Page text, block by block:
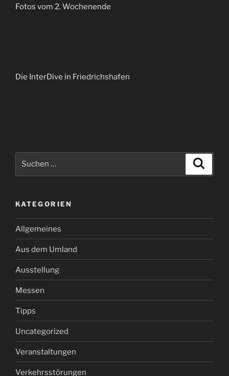
Fotos vom 2. Wochenende
Die InterDive in Friedrichshafen
KATEGORIEN
Allgemeines
Aus dem Umland
Ausstellung
Messen
Tipps
Uncategorized
Veranstaltungen
Verkehrsstörungen